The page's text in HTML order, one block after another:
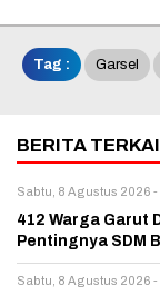
Tag : Garsel
BERITA
Sabtu, 8 Agustus 2026 -
412 Warga Garut
Pentingnya SDM
Sabtu, 8 Agustus 2026 -